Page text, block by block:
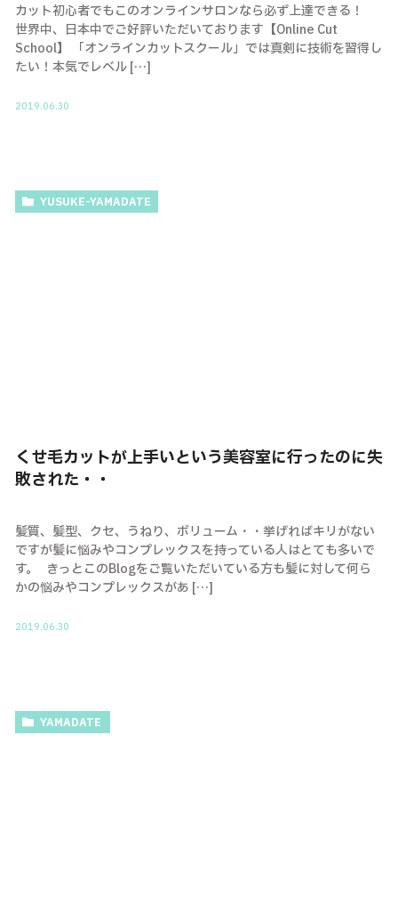
カット初心者でもこのオンラインサロンなら必ず上達できる！
世界中、日本中でご好評いただいております【Online Cut
School】 「オンラインカットスクール」では真剣に技術を習得し
たい！本気でレベル […]
2019.06.30
YUSUKE-YAMADATE
くせ毛カットが上手いという美容室に行ったのに失
敗された・・
髪質、髪型、クセ、うねり、ボリューム・・挙げればキリがない
ですが髪に悩みやコンプレックスを持っている人はとても多いで
す。 きっとこのBlogをご覧いただいている方も髪に対して何ら
かの悩みやコンプレックスがあ […]
2019.06.30
YAMADATE